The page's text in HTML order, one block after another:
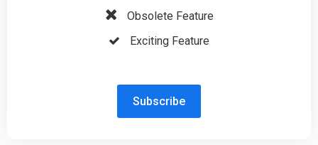
Obsolete Feature
Exciting Feature
Subscribe